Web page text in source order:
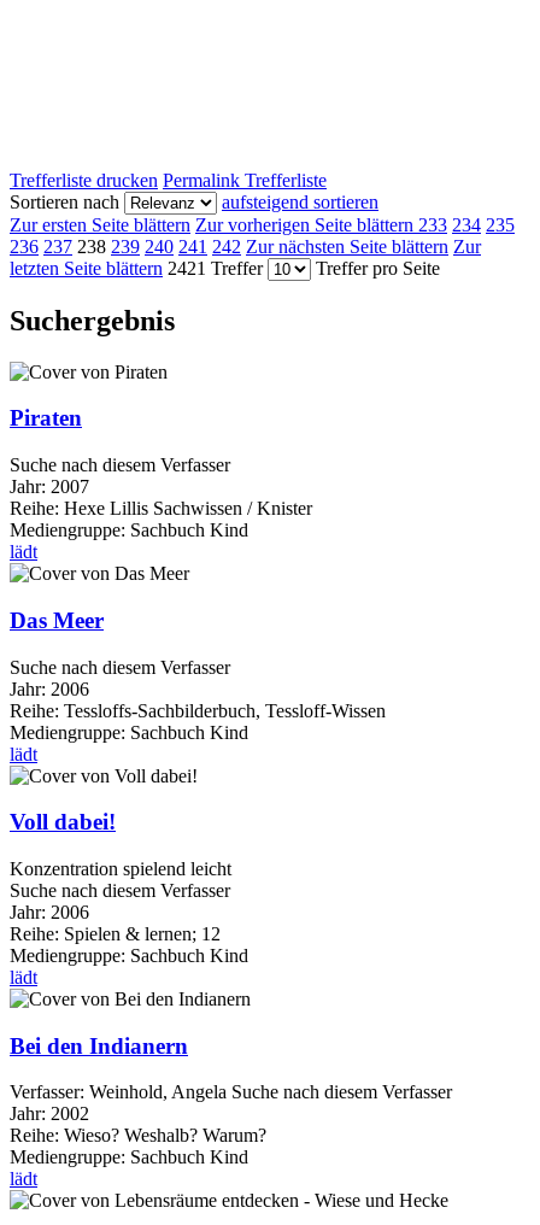
Trefferliste drucken Permalink Trefferliste
Sortieren nach
aufsteigend sortieren
Zur ersten Seite blättern Zur vorherigen Seite blättern 233 234 235
236 237 238 239 240 241 242 Zur nächsten Seite blättern Zur
letzten Seite blättern 2421 Treffer Treffer pro Seite
Suchergebnis
Piraten
Suche nach diesem Verfasser
Jahr: 2007
Reihe: Hexe Lillis Sachwissen / Knister
Mediengruppe: Sachbuch Kind
lädt
Das Meer
Suche nach diesem Verfasser
Jahr: 2006
Reihe: Tessloffs-Sachbilderbuch, Tessloff-Wissen
Mediengruppe: Sachbuch Kind
lädt
Voll dabei!
Konzentration spielend leicht
Suche nach diesem Verfasser
Jahr: 2006
Reihe: Spielen & lernen; 12
Mediengruppe: Sachbuch Kind
lädt
Bei den Indianern
Verfasser: Weinhold, Angela Suche nach diesem Verfasser
Jahr: 2002
Reihe: Wieso? Weshalb? Warum?
Mediengruppe: Sachbuch Kind
lädt